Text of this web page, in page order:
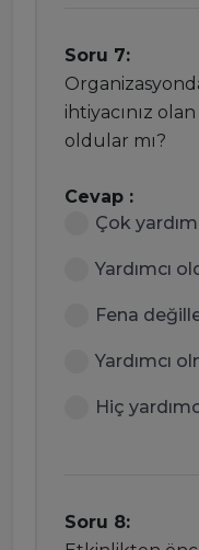
Soru 7:
ihtiyacınız
oldular mı?
Cevap :
Çok
Yardımcı
Fena
Yardımcı
Hiç
Soru 8: